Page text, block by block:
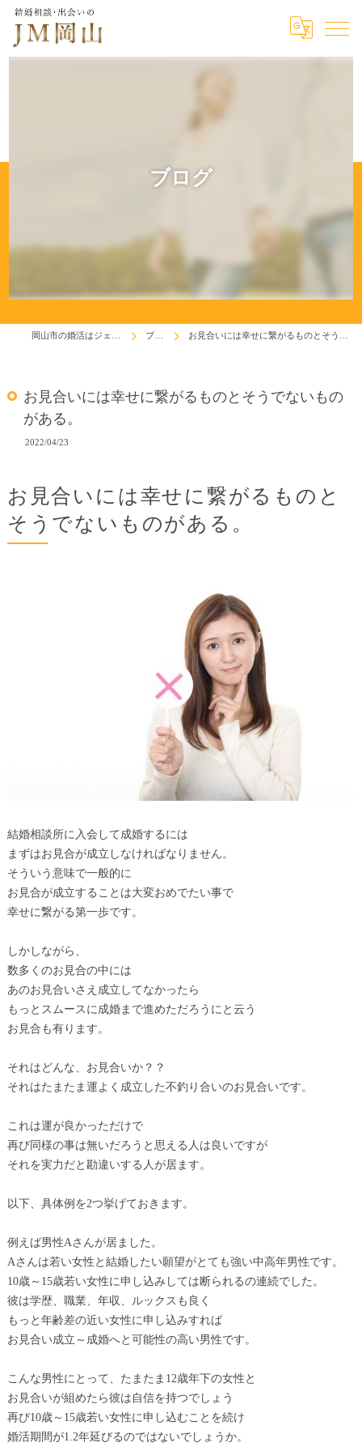
ブログ
ブログ お見合いには幸せに繋がるものとそうでないものがある。
お見合いには幸せに繋がるものとそうでないもの
がある。
2022/04/23
お見合いには幸せに繋がるものと
そうでないものがある。
結婚相談所に入会して成婚するには
まずはお見合が成立しなければなりません。
そういう意味で一般的に
お見合が成立することは大変おめでたい事で
幸せに繋がる第一歩です。
しかしながら、
数多くのお見合の中には
あのお見合いさえ成立してなかったら
もっとスムースに成婚まで進めただろうにと云う
お見合も有ります。
それはどんな、お見合いか？？
それはたまたま運よく成立した不釣り合いのお見合いです。
これは運が良かっただけで
再び同様の事は無いだろうと思える人は良いですが
それを実力だと勘違いする人が居ます。
以下、具体例を2つ挙げておきます。
例えば男性Aさんが居ました。
Aさんは若い女性と結婚したい願望がとても強い中高年男性です。
10歳～15歳若い女性に申し込みしては断られるの連続でした。
彼は学歴、職業、年収、ルックスも良く
もっと年齢差の近い女性に申し込みすれば
お見合い成立～成婚へと可能性の高い男性です。
こんな男性にとって、たまたま12歳年下の女性と
お見合いが組めたら彼は自信を持つでしょう
再び10歳～15歳若い女性に申し込むことを続け
婚活期間が1.2年延びるのではないでしょうか。